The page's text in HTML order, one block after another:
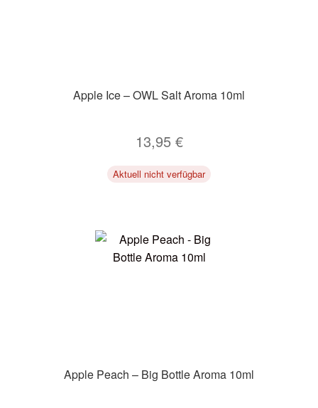
Apple Ice – OWL Salt Aroma 10ml
13,95 €
Aktuell nicht verfügbar
Apple Peach – Big Bottle Aroma 10ml